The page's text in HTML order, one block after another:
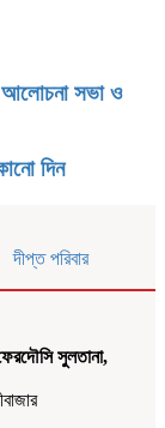
আলোচনা সভা ও
দিন
দীপ্ত পরিবার
সুলতানা,